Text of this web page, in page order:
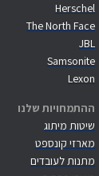
Herschel
The North Face
JBL
Samsonite
Lexon
ההתמחויות שלנו
שיטות מיתוג
מארזי קונספט
מתנות לעובדים